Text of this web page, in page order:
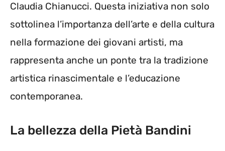
Claudia Chianucci. Questa iniziativa non solo
sottolinea l’importanza dell’arte e della cultura
nella formazione dei giovani artisti, ma
rappresenta anche un ponte tra la tradizione
artistica rinascimentale e l’educazione
contemporanea.
La bellezza della Pietà Bandini